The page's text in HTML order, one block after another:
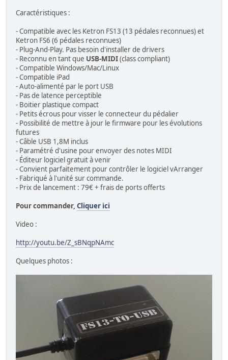
Caractéristiques :
- Compatible avec les Ketron FS13 (13 pédales reconnues) et
Ketron FS6 (6 pédales reconnues)
- Plug-And-Play. Pas besoin d'installer de drivers
- Reconnu en tant que USB-MIDI(class compliant)
- Compatible Windows/Mac/Linux
- Compatible iPad
- Auto-alimenté par le port USB
- Pas de latence perceptible
- Boitier plastique compact
- Petits écrous pour visser le connecteur du pédalier
- Possibilité de mettre à jour le firmware pour les évolutions
futures
- Câble USB 1,8M inclus
- Paramétré d'usine pour envoyer des notes MIDI
- Éditeur logiciel gratuit à venir
- Convient parfaitement pour contrôler le logiciel vArranger
- Fabriqué à l'unité sur commande.
- Prix de lancement : 79€ + frais de ports offerts
Pour commander, Cliquer ici
Video :
http://youtu.be/Z_sBNqpNAmc
Quelques photos :